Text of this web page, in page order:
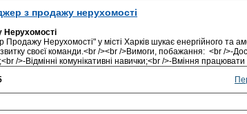
з продажу нерухомості
Нерухомості" у місті Харків шукає енергійного та
своєї команди.<br /><br />Вимоги, побажання: <br />-
/>-Відмінні комунікативні навички;<br />-Вміння працювати